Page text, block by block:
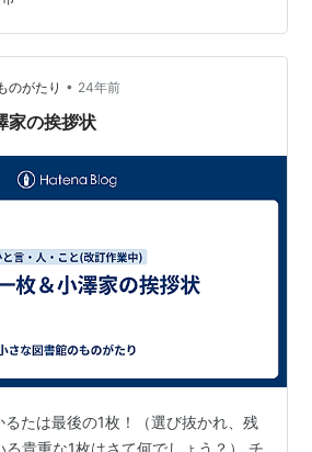
）と明示的に「悪帝」説を否定す
説が妥当と思うが、悪帝を理由とす
も江戸時代に遡るため、直ちに切り
その関係を検討しきれていない。
悪帝」説を前提に、これを正面か
のがたり • 24年前
家の挨拶状
るたは最後の1枚！（選び抜かれ、残
る貴重な1枚はさて何でしょう？） チ